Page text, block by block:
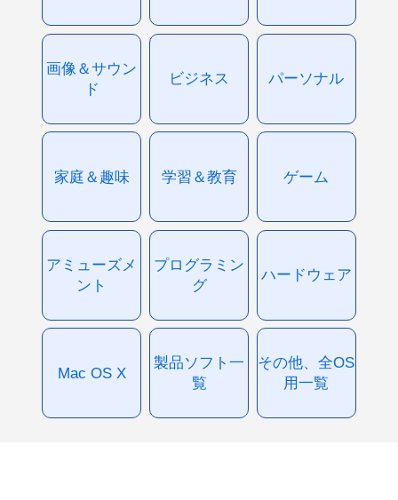
画像＆サウン
ド
ビジネス パーソナル
家庭＆趣味 学習＆教育 ゲーム
アミューズメ
ント
プログラミン
グ
ハードウェア
Mac OS X
製品ソフト一
覧
その他、全OS
用一覧